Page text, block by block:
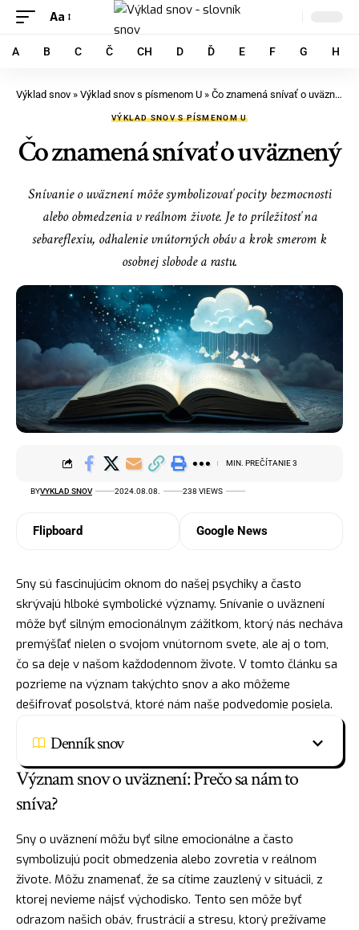
Aa
A B C Č CH D Ď E F G H
Výklad snov » Výklad snov s písmenom U » Čo znamená snívať o uväznený
VÝKLAD SNOV S PÍSMENOM U
Čo znamená snívať o uväznený
Snívanie o uväznení môže symbolizovať pocity bezmocnosti
alebo obmedzenia v reálnom živote. Je to príležitosť na
sebareflexiu, odhalenie vnútorných obáv a krok smerom k
osobnej slobode a rastu.
BYVYKLAD SNOV 2024.08.08. 238 VIEWS
MIN. PREČÍTANIE 3
Flipboard Google News
Sny sú fascinujúcim oknom do našej psychiky a často
skrývajú hlboké symbolické významy. Snívanie o uväznení
môže byť silným emocionálnym zážitkom, ktorý nás necháva
premýšľať nielen o svojom vnútornom svete, ale aj o tom,
čo sa deje v našom každodennom živote. V tomto článku sa
pozrieme na význam takýchto snov a ako môžeme
dešifrovať posolstvá, ktoré nám naše podvedomie posiela.
Denník snov
Význam snov o uväznení: Prečo sa nám to
sníva?
Sny o uväznení môžu byť silne emocionálne a často
symbolizujú pocit obmedzenia alebo zovretia v reálnom
živote. Môžu znamenať, že sa cítime zauzlený v situácii, z
ktorej nevieme nájsť východisko. Tento sen môže byť
odrazom našich obáv, frustrácií a stresu, ktorý prežívame